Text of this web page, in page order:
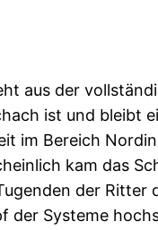
aus der
ist und bleibt
im Bereich
kam das
der Ritter
der Systeme